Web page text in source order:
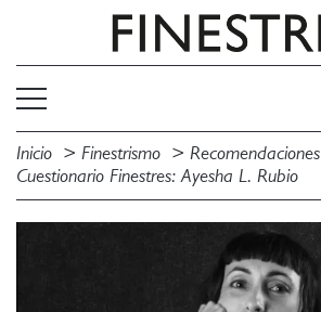
Inicio Finestrismo
Recomendaciones
Cuestionario Finestres: Ayesha L. Rubio